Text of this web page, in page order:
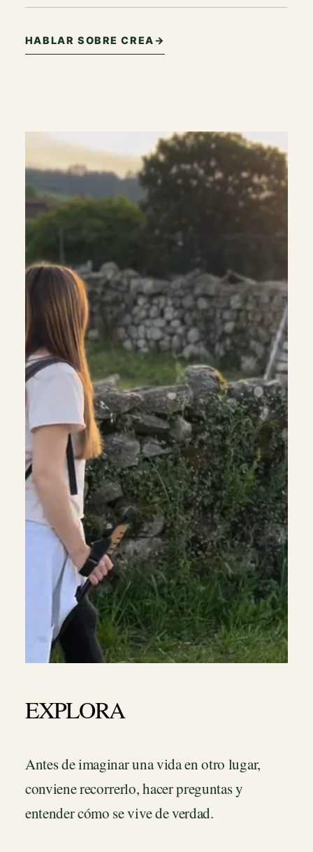
HABLAR SOBRE CREA→
EXPLORA
Antes de imaginar una vida en otro lugar,
conviene recorrerlo, hacer preguntas y
entender cómo se vive de verdad.